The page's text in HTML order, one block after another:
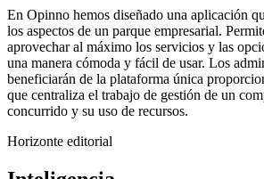
En Opinno hemos diseñado una aplicación
los aspectos de un parque empresarial.
aprovechar al máximo los servicios y las
una manera cómoda y fácil de usar. Los
beneficiarán de la plataforma única
que centraliza el trabajo de gestión de un
concurrido y su uso de recursos.
Horizonte editorial